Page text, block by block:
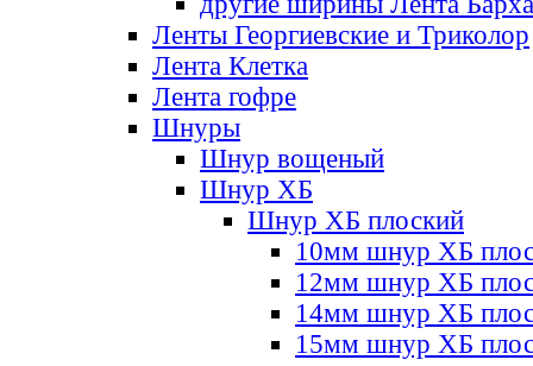
Ленты Георгиевские и Триколор
Лента Клетка
Лента гофре
Шнуры
Шнур вощеный
Шнур ХБ
Шнур ХБ плоский
10мм шнур ХБ
12мм шнур ХБ
14мм шнур ХБ
15мм шнур ХБ